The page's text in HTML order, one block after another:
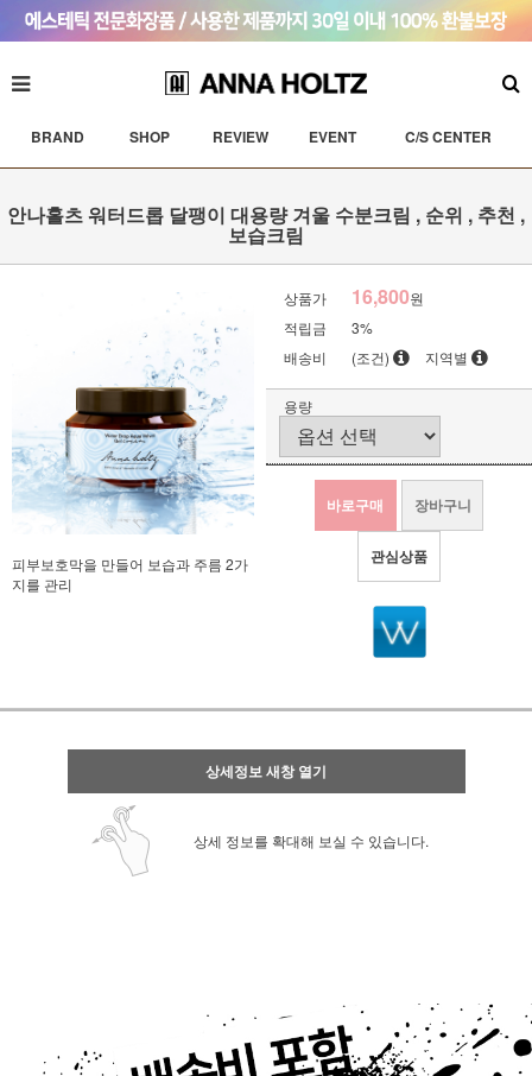
BRAND SHOP REVIEW EVENT C/S CENTER
안나홀츠 워터드롭 달팽이 대용량 겨울 수분크림 , 순위 , 추천 ,
보습크림
피부보호막을 만들어 보습과 주름 2가
지를 관리
상품가 16,800원
적립금
3%
배송비
(조건) 지역별
용량
바로구매 장바구니
관심상품
상세정보 새창 열기
상세 정보를 확대해 보실 수 있습니다.